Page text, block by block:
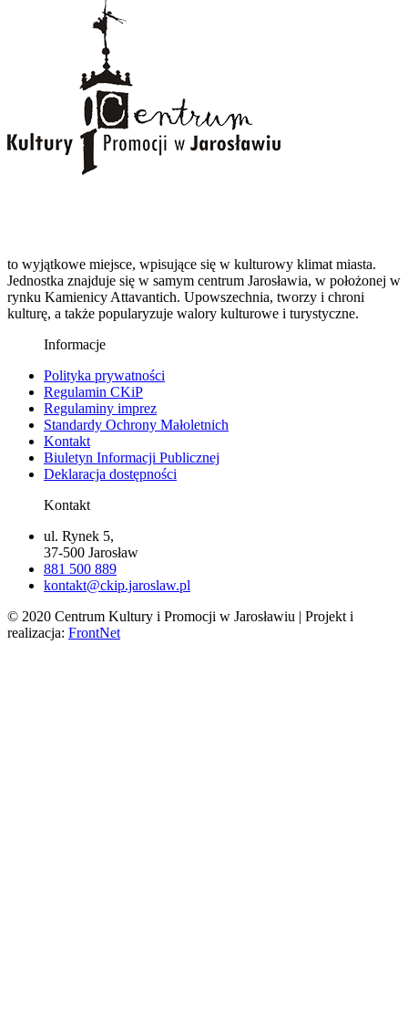
to wyjątkowe miejsce, wpisujące się w kulturowy klimat miasta.
Jednostka znajduje się w samym centrum Jarosławia, w położonej w
rynku Kamienicy Attavantich. Upowszechnia, tworzy i chroni
kulturę, a także popularyzuje walory kulturowe i turystyczne.
Informacje
Polityka prywatności
Regulamin CKiP
Regulaminy imprez
Standardy Ochrony Małoletnich
Kontakt
Biuletyn Informacji Publicznej
Deklaracja dostępności
Kontakt
ul. Rynek 5,
37-500 Jarosław
881 500 889
kontakt@ckip.jaroslaw.pl
© 2020 Centrum Kultury i Promocji w Jarosławiu | Projekt i
realizacja: FrontNet